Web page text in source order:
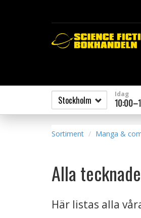
Idag
Sortiment Manga &
Alla
Här listas alla